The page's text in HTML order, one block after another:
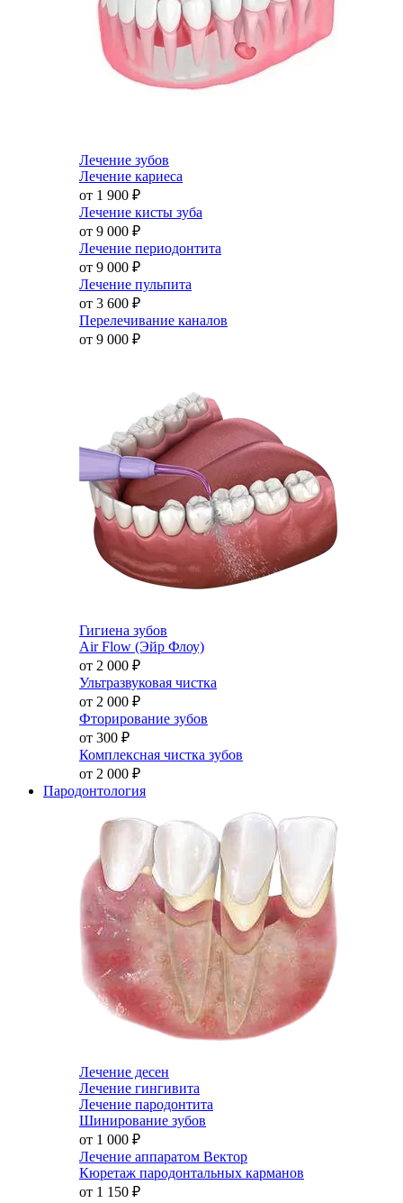
Лечение зубов
Лечение кариеса
от 1 900 ₽
Лечение кисты зуба
от 9 000 ₽
Лечение периодонтита
от 9 000 ₽
Лечение пульпита
от 3 600 ₽
Перелечивание каналов
от 9 000 ₽
Гигиена зубов
Air Flow (Эйр Флоу)
от 2 000 ₽
Ультразвуковая чистка
от 2 000 ₽
Фторирование зубов
от 300 ₽
Комплексная чистка зубов
от 2 000 ₽
Пародонтология
Лечение десен
Лечение гингивита
Лечение пародонтита
Шинирование зубов
от 1 000 ₽
Лечение аппаратом Вектор
Кюретаж пародонтальных карманов
от 1 150 ₽